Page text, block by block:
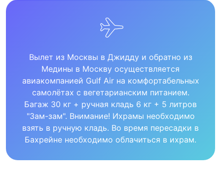
Вылет из Москвы в Джидду и обратно из
Медины в Москву осуществляется
авиакомпанией Gulf Air на комфортабельных
самолётах с вегетарианским питанием.
Багаж 30 кг + ручная кладь 6 кг + 5 литров
"Зам-зам". Внимание! Ихрамы необходимо
взять в ручную кладь. Во время пересадки в
Бахрейне необходимо облачиться в ихрам.